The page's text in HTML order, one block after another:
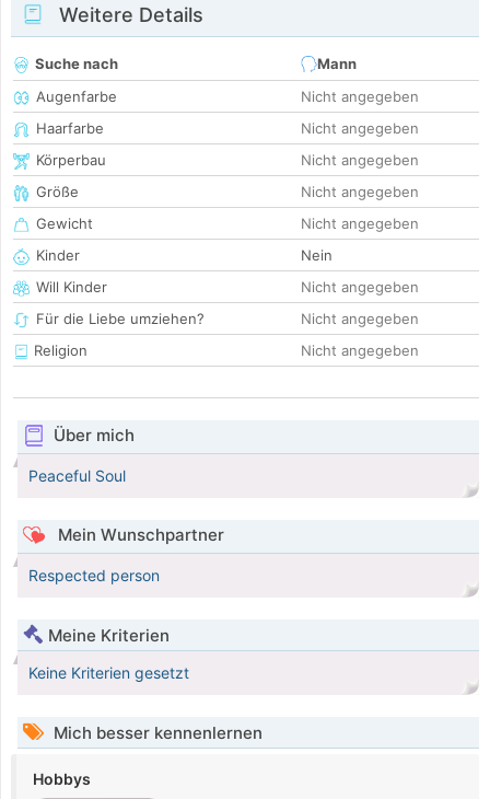
Weitere Details
Suche nach
Mann
Augenfarbe
Nicht angegeben
Haarfarbe
Nicht angegeben
Körperbau
Nicht angegeben
Größe
Nicht angegeben
Gewicht
Nicht angegeben
Kinder
Nein
Will Kinder
Nicht angegeben
Für die Liebe umziehen?
Nicht angegeben
Religion
Nicht angegeben
Über mich
Peaceful Soul
Mein Wunschpartner
Respected person
Meine Kriterien
Keine Kriterien gesetzt
Mich besser kennenlernen
Hobbys